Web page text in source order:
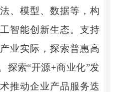
、模型、数据等，构
智能创新生态。支持
业实际，探索普惠高
探索“开源+商业化”发
推动企业产品服务迭